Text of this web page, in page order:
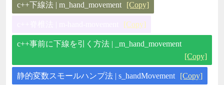
c++下線法 | m_hand_movement [Copy]
[Copy]
c++事前に下線を引く方法 | _m_hand_movement
[Copy]
静的変数スモールハンプ法 | s_handMovement [Copy]